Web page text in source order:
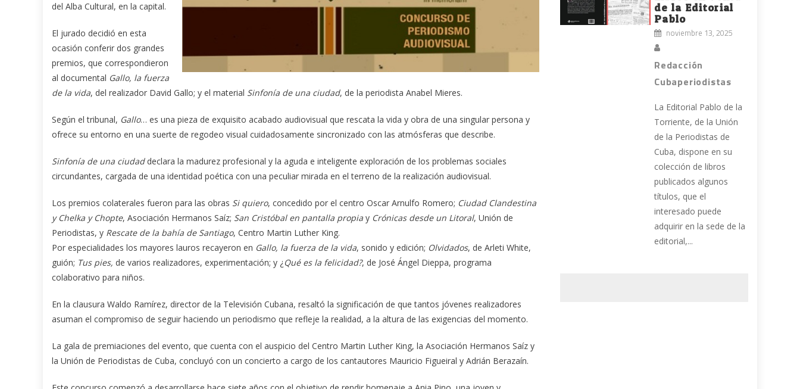
del Alba Cultural, en la capital.
El jurado decidió en esta
ocasión conferir dos grandes
premios, que correspondieron
al documental Gallo, la fuerza
de la vida, del realizador David Gallo; y el material Sinfonía de una ciudad, de la periodista Anabel Mieres.
Según el tribunal, Gallo… es una pieza de exquisito acabado audiovisual que rescata la vida y obra de una singular persona y
ofrece su entorno en una suerte de regodeo visual cuidadosamente sincronizado con las atmósferas que describe.
Sinfonía de una ciudaddeclara la madurez profesional y la aguda e inteligente exploración de los problemas sociales
circundantes, cargada de una identidad poética con una peculiar mirada en el terreno de la realización audiovisual.
Los premios colaterales fueron para las obras Si quiero, concedido por el centro Oscar Arnulfo Romero; Ciudad Clandestina
y Chelka y Chopte, Asociación Hermanos Saíz; San Cristóbal en pantalla propia y Crónicas desde un Litoral, Unión de
Periodistas, y Rescate de la bahía de Santiago, Centro Martin Luther King.
Por especialidades los mayores lauros recayeron en Gallo, la fuerza de la vida, sonido y edición; Olvidados, de Arleti White,
guión; Tus pies, de varios realizadores, experimentación; y ¿ Qué es la felicidad?, de José Ángel Dieppa, programa
colaborativo para niños.
En la clausura Waldo Ramírez, director de la Televisión Cubana, resaltó la significación de que tantos jóvenes realizadores
asuman el compromiso de seguir haciendo un periodismo que refleje la realidad, a la altura de las exigencias del momento.
La gala de premiaciones del evento, que cuenta con el auspicio del Centro Martin Luther King, la Asociación Hermanos Saíz y
la Unión de Periodistas de Cuba, concluyó con un concierto a cargo de los cantautores Mauricio Figueiral y Adrián Berazaín.
de la Editorial
Pablo
noviembre 13, 2025
Redacción
Cubaperiodistas
La Editorial Pablo de la
Torriente, de la Unión
de la Periodistas de
Cuba, dispone en su
colección de libros
publicados algunos
títulos, que el
interesado puede
adquirir en la sede de la
editorial,...